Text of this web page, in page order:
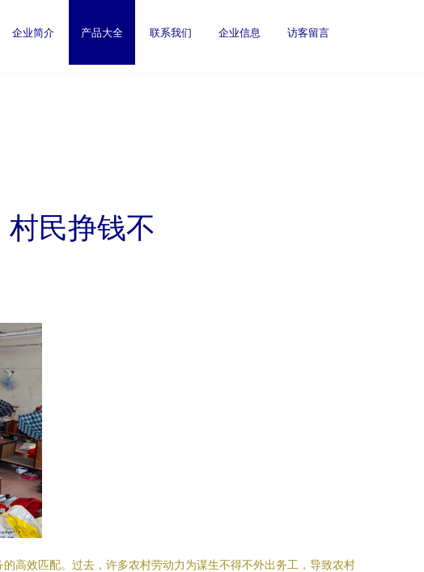
企业简介 产品大全 联系我们 企业信息 访客留言
村民挣钱不
高效匹配。过去，许多农村劳动力为谋生不得不外出务工，导致农村